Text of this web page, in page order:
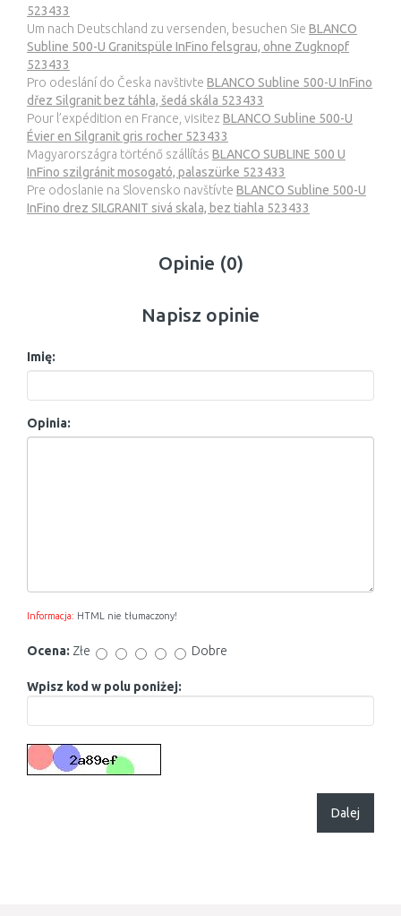
523433
Um nach Deutschland zu versenden, besuchen Sie BLANCO
Subline 500-U Granitspüle InFino felsgrau, ohne Zugknopf
523433
Pro odeslání do Česka navštivte BLANCO Subline 500-U InFino
dřez Silgranit bez táhla, šedá skála 523433
Pour l’expédition en France, visitez BLANCO Subline 500-U
Évier en Silgranit gris rocher 523433
Magyarországra történő szállítás BLANCO SUBLINE 500 U
InFino szilgránit mosogató, palaszürke 523433
Pre odoslanie na Slovensko navštívte BLANCO Subline 500-U
InFino drez SILGRANIT sivá skala, bez tiahla 523433
Opinie (0)
Napisz opinie
Imię:
Opinia:
Informacja: HTML nie tłumaczony!
Ocena: Złe Dobre
Wpisz kod w polu poniżej:
Dalej